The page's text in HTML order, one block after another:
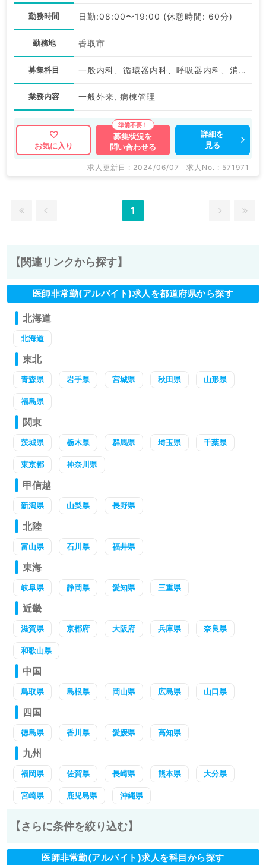
勤務時間 日勤:08:00〜19:00 (休憩時間: 60分)
勤務地 香取市
募集科目 一般内科、循環器内科、呼吸器内科、消化器内科、内分泌・代謝内科、腎臓内科、老年内科
業務内容 一般外来, 病棟管理
お気に入り
募集状況を
問い合わせる
詳細を
見る
求人更新日 : 2024/06/07 求人No. : 571971
1
【関連リンクから探す】
医師非常勤(アルバイト)求人を都道府県から探す
北海道
北海道
東北
青森県 岩手県 宮城県 秋田県 山形県
福島県
関東
茨城県 栃木県 群馬県 埼玉県 千葉県
東京都 神奈川県
甲信越
新潟県 山梨県 長野県
北陸
富山県 石川県 福井県
東海
岐阜県 静岡県 愛知県 三重県
近畿
滋賀県 京都府 大阪府 兵庫県 奈良県
和歌山県
中国
鳥取県 島根県 岡山県 広島県 山口県
四国
徳島県 香川県 愛媛県 高知県
九州
福岡県 佐賀県 長崎県 熊本県 大分県
宮崎県 鹿児島県 沖縄県
【さらに条件を絞り込む】
医師非常勤(アルバイト)求人を科目から探す